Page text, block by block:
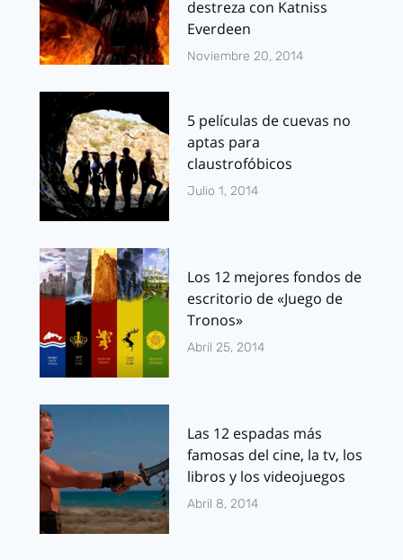
destreza con Katniss
Everdeen
Noviembre 20, 2014
5 películas de cuevas no
aptas para
claustrofóbicos
Julio 1, 2014
Los 12 mejores fondos de
escritorio de «Juego de
Tronos»
Abril 25, 2014
Las 12 espadas más
famosas del cine, la tv, los
libros y los videojuegos
Abril 8, 2014